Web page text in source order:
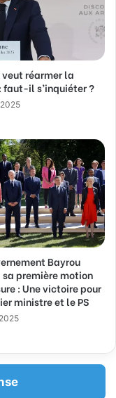
réarmer la
faut-il s’inquiéter ?
Bayrou
première motion
: Une victoire pour
ministre et le PS